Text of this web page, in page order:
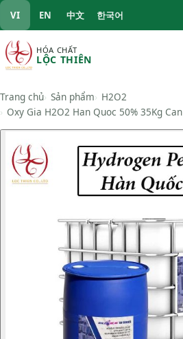
VI EN 中文 한국어
HÓA CHẤT
LỘC THIÊN
Trang chủ Sản phẩm
H2O2
Oxy Gia H2O2 Han Quoc 50% 35Kg Can